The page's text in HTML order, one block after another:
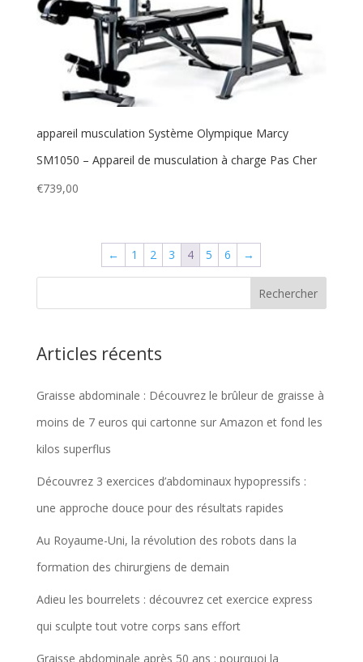
appareil musculation Système Olympique Marcy
SM1050 – Appareil de musculation à charge Pas Cher
€739,00
← 1 2 3 4 5 6 →
Articles récents
Graisse abdominale : Découvrez le brûleur de graisse à
moins de 7 euros qui cartonne sur Amazon et fond les
kilos superflus
Découvrez 3 exercices d’abdominaux hypopressifs :
une approche douce pour des résultats rapides
Au Royaume-Uni, la révolution des robots dans la
formation des chirurgiens de demain
Adieu les bourrelets : découvrez cet exercice express
qui sculpte tout votre corps sans effort
Graisse abdominale après 50 ans : pourquoi la